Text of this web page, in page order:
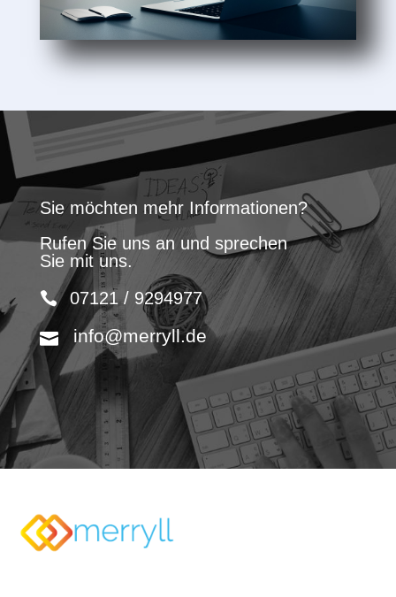
Sie möchten mehr Informationen?
Rufen Sie uns an und sprechen
Sie mit uns.
07121 / 9294977
info@merryll.de